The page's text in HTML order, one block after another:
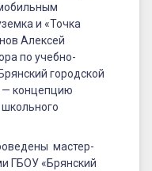
и «Точка
Алексей
по учебно-
городской
концепцию
мастер-
ГБОУ «Брянский